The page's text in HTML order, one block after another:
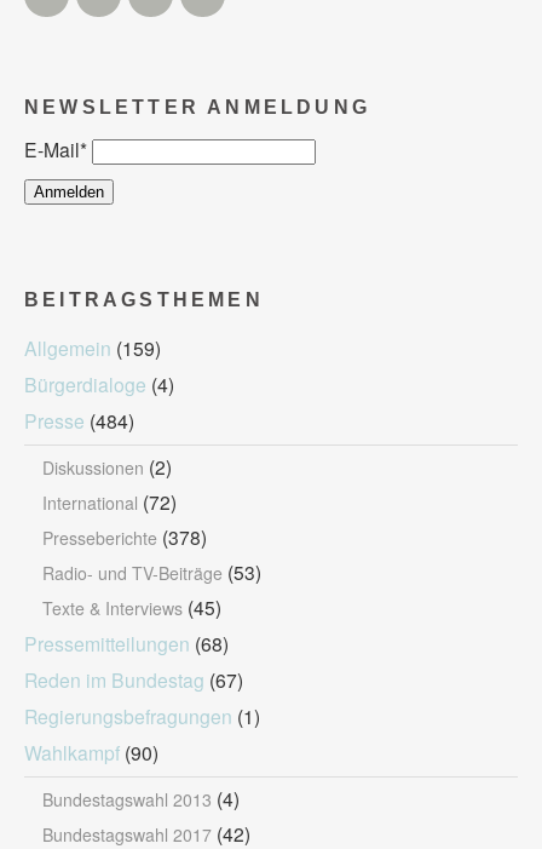
NEWSLETTER ANMELDUNG
E-Mail*
BEITRAGSTHEMEN
Allgemein (159)
Bürgerdialoge (4)
Presse (484)
Diskussionen (2)
International (72)
Presseberichte (378)
Radio- und TV-Beiträge (53)
Texte & Interviews (45)
Pressemitteilungen (68)
Reden im Bundestag (67)
Regierungsbefragungen (1)
Wahlkampf (90)
Bundestagswahl 2013 (4)
Bundestagswahl 2017 (42)